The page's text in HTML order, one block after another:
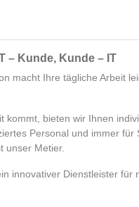
– Kunde, Kunde – IT
macht Ihre tägliche Arbeit
kommt, bieten wir Ihnen
Personal und immer
unser Metier.
innovativer Dienstleister